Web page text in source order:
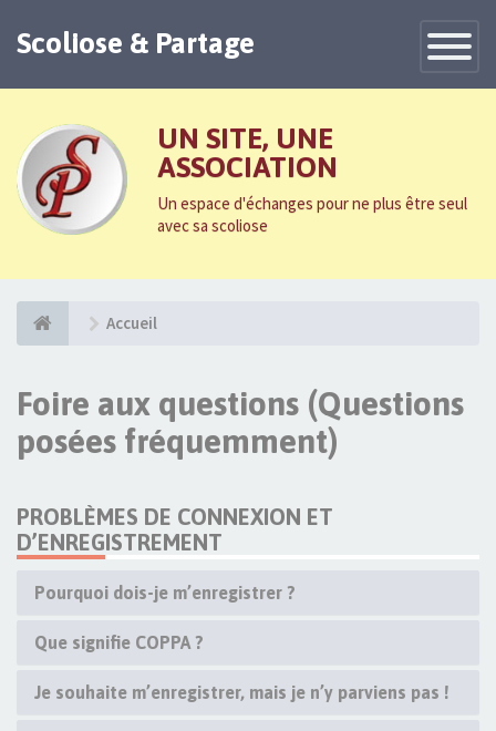
Toggle
Scoliose & Partage
UN SITE, UNE
ASSOCIATION
Un espace d'échanges pour ne plus être seul
avec sa scoliose
Accueil
Foire aux questions (Questions
posées fréquemment)
PROBLÈMES DE CONNEXION ET
D’ENREGISTREMENT
Pourquoi dois-je m’enregistrer ?
Que signifie COPPA ?
Je souhaite m’enregistrer, mais je n’y parviens pas !